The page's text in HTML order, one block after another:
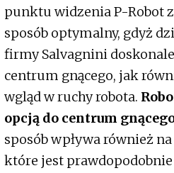
punktu widzenia P-Robot
sposób optymalny, gdyż
firmy Salvagnini
centrum gnącego, jak
wgląd w ruchy robota.
opcją do centrum
sposób wpływa również
które jest prawdopodobnie